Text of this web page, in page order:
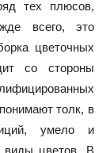
тех плюсов,
всего, это
цветочных
со стороны
толк, в
умело и
виды цветов. В